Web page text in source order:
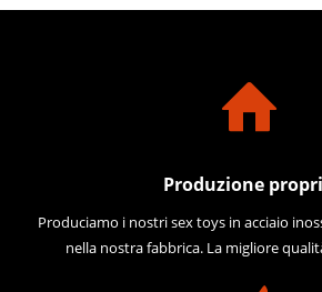
Produzione
Produciamo i nostri sex toys in acciaio
nella nostra fabbrica. La migliore